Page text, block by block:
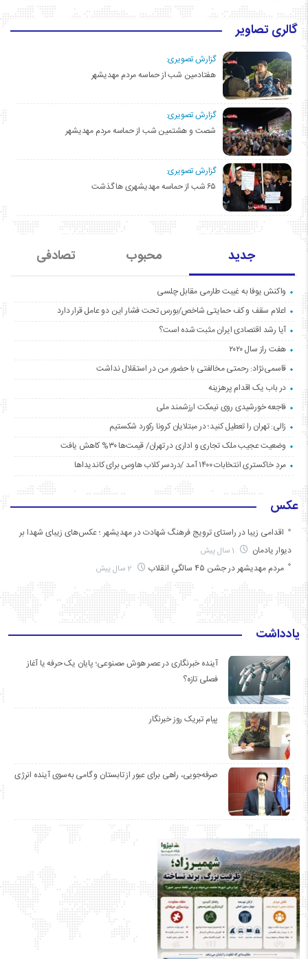
گالری تصاویر
گزارش تصویری:
هفتادمین شب از حماسه مردم مهدیشهر
گزارش تصویری:
شصت و هشتمین شب از حماسه مردم مهدیشهر
گزارش تصویری:
۶۵ شب از حماسه مهدیشهری ها گذشت
جدید محبوب تصادفی
واکنش یوفا به غیبت طارمی مقابل چلسی
اعلام سقف و کف حمایتی شاخص/بورس تحت فشار این دو عامل قرار دارد
آیا رشد اقتصادی ایران مثبت شده است؟
هفت راز سال ۲۰۲۰
قاسمی‌نژاد: رحمتی مخالفتی با حضور من در استقلال نداشت
در باب یک اقدام پرهزینه
فاجعه خورشیدی روی نیمکت ارزشمند ملی
زالی: تهران را تعطیل کنید؛ در مبتلایان کرونا رکورد شکستیم
وضعیت عجیب ملک تجاری و اداری در تهران/ قیمت‌ها ۳۰% کاهش یافت
مردِ خاکستری انتخابات ۱۴۰۰ آمد /دردسر کلاب هاوس برای کاندیداها
عکس
اقدامی زیبا در راستای ترویج فرهنگ شهادت در مهدیشهر ؛ عکس‌های زیبای شهدا بر
دیوار یادمان
مردم مهدیشهر در جشن ۴۵ سالگیِ انقلاب
یادداشت
آینده خبرنگاری در عصر هوش مصنوعی؛ پایان یک حرفه یا آغاز
فصلی تازه؟
پیام تبریک روز خبرنگار
صرفه‌جویی، راهی برای عبور از تابستان و گامی به‌سوی آینده انرژی